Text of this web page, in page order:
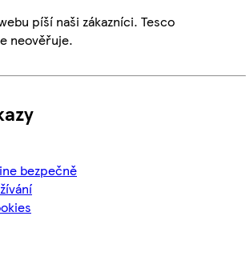
píší naši zákazníci. Tesco
neověřuje.
bezpečně